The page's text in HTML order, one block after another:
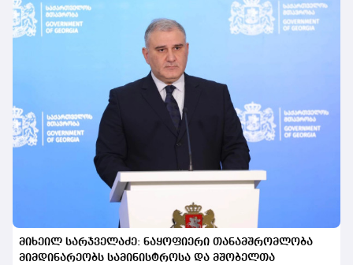
მიხეილ სარჯველაძე: ნაყოფიერი თანამშრომლობა
მიმდინარეობს სამინისტროსა და მშობელთა